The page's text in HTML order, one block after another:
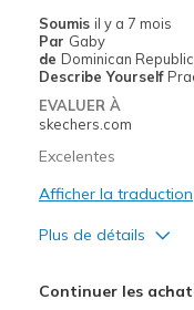
Les meilleures
Casual Wear
View On Shoes
Soumis il y a 7 mois
Par Gaby
de Dominican Republic
Describe Yourself
EVALUER À
skechers.com
Excelentes
Afficher la traduction
Plus de détails
Continuer les